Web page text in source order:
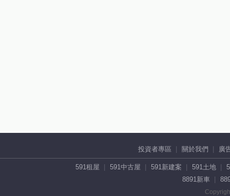
投資者專區 關於我們 廣
591租屋 591中古屋 591新建案 591土地
8891新車